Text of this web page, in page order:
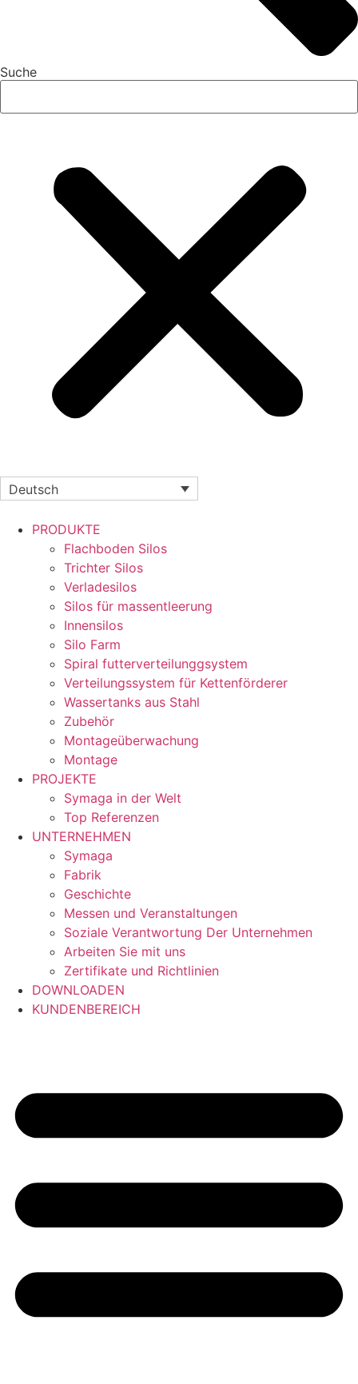
Suche
Deutsch
PRODUKTE
Flachboden Silos
Trichter Silos
Verladesilos
Silos für massentleerung
Innensilos
Silo Farm
Spiral futterverteilunggsystem
Verteilungssystem für Kettenförderer
Wassertanks aus Stahl
Zubehör
Montageüberwachung
Montage
PROJEKTE
Symaga in der Welt
Top Referenzen
UNTERNEHMEN
Symaga
Fabrik
Geschichte
Messen und Veranstaltungen
Soziale Verantwortung Der Unternehmen
Arbeiten Sie mit uns
Zertifikate und Richtlinien
DOWNLOADEN
KUNDENBEREICH